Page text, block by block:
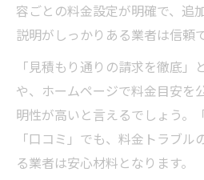
容ごとの料金設定が明確で、追
説明がしっかりある業者は信頼
「見積もり通りの請求を徹底
や、ホームページで料金目安を
明性が高いと言えるでしょう。
「口コミ」でも、料金トラブ
る業者は安心材料となります。